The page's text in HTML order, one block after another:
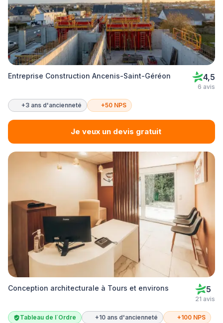
Entreprise Construction Ancenis-Saint-Géréon 4,5
6 avis
+3 ans d'ancienneté +50 NPS
Je veux un devis gratuit
Conception architecturale à Tours et environs 5
21 avis
Tableau de l´Ordre +10 ans d'ancienneté +100 NPS